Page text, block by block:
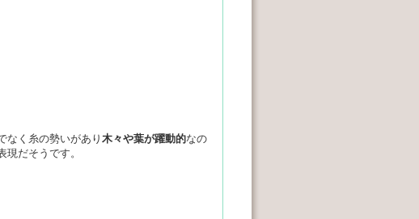
なく糸の勢いがあり 木々や葉が躍動的なの
だそうです。